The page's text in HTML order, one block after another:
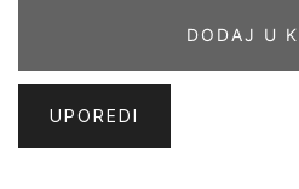
DODAJ U
UPOREDI